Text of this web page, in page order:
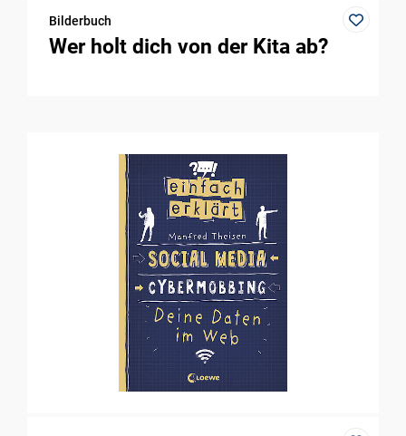
Bilderbuch
Wer holt dich von der Kita ab?